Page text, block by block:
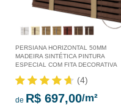
PERSIANA HORIZONTAL 50MM
MADEIRA SINTÉTICA PINTURA
ESPECIAL COM FITA DECORATIVA
(4)
de R$ 697,00